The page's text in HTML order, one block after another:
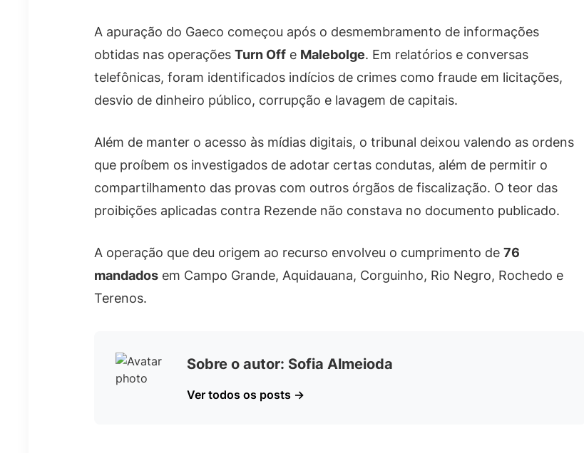
A apuração do Gaeco começou após o desmembramento de informações
obtidas nas operações Turn Off e Malebolge. Em relatórios e conversas
telefônicas, foram identificados indícios de crimes como fraude em licitações,
desvio de dinheiro público, corrupção e lavagem de capitais.
Além de manter o acesso às mídias digitais, o tribunal deixou valendo as ordens
que proíbem os investigados de adotar certas condutas, além de permitir o
compartilhamento das provas com outros órgãos de fiscalização. O teor das
proibições aplicadas contra Rezende não constava no documento publicado.
A operação que deu origem ao recurso envolveu o cumprimento de 76
mandados em Campo Grande, Aquidauana, Corguinho, Rio Negro, Rochedo e
Terenos.
Sobre o autor: Sofia Almeioda
Ver todos os posts →